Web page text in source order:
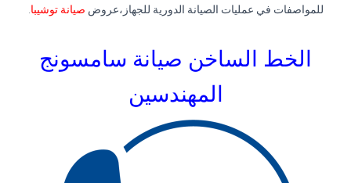
للمواصفات في عمليات الصيانة الدورية للجهاز،عروض صيانة توشيبا.
الخط الساخن صيانة سامسونج
المهندسين